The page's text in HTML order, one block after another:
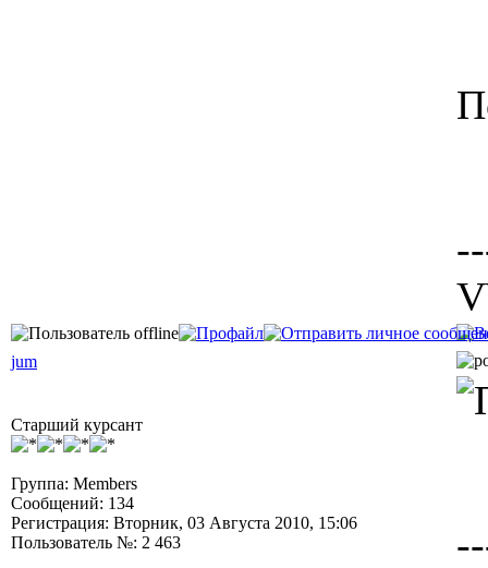
jum
Старший курсант
Группа: Members
Сообщений: 134
Регистрация: Вторник, 03 Августа 2010, 15:06
Пользователь №: 2 463